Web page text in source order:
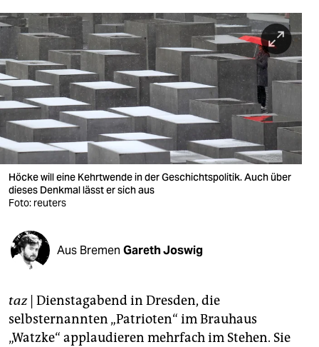
sport
berlin
nord
wahrheit
verlag
verlag
shop
fragen & hilfe
unterstützen
abo
Höcke will eine Kehrtwende in der Geschichtspolitik. Auch über
dieses Denkmal lässt er sich aus
Foto: reuters
Aus Bremen Gareth Joswig
taz| Dienstagabend in Dresden, die
selbsternannten „Patrioten“ im Brauhaus
„Watzke“ applaudieren mehrfach im Stehen. Sie